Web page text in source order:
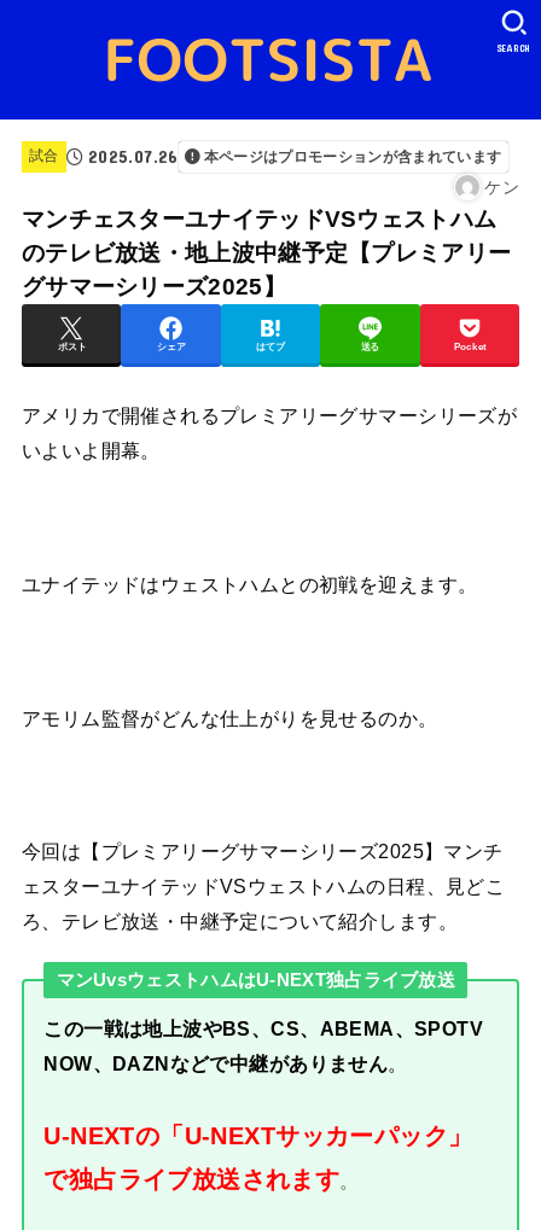
SEARCH
試合 2025.07.26 本ページはプロモーションが含まれています
ケン
マンチェスターユナイテッドVSウェストハム
のテレビ放送・地上波中継予定【プレミアリー
グサマーシリーズ2025】
ポスト シェア はてブ 送る Pocket
アメリカで開催されるプレミアリーグサマーシリーズが
いよいよ開幕。
ユナイテッドはウェストハムとの初戦を迎えます。
アモリム監督がどんな仕上がりを見せるのか。
今回は【プレミアリーグサマーシリーズ2025】マンチ
ェスターユナイテッドVSウェストハムの日程、見どこ
ろ、テレビ放送・中継予定について紹介します。
マンUvsウェストハムはU-NEXT独占ライブ放送
この一戦は地上波やBS、CS、ABEMA、SPOTV
NOW、DAZNなどで中継がありません。
U-NEXTの「U-NEXTサッカーパック」
で独占ライブ放送されます